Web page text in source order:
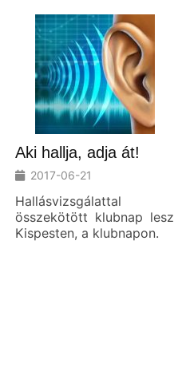
Aki hallja, adja át!
2017-06-21
Hallásvizsgálattal
összekötött klubnap lesz
Kispesten, a klubnapon.